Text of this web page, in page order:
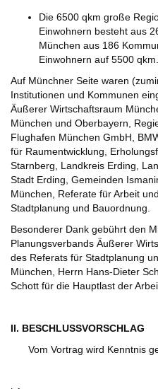
Die 6500 qkm große
Einwohnern besteht aus
München aus 186
Einwohnern auf 5500 qkm.
Auf Münchner Seite waren
Institutionen und Kommunen
Äußerer Wirtschaftsraum
München und Oberbayern,
Flughafen München GmbH,
für Raumentwicklung,
Starnberg, Landkreis Erding,
Stadt Erding, Gemeinden
München, Referate für Arbeit
Stadtplanung und Bauordnung.
Besonderer Dank gebührt den
Planungsverbands Äußerer
des Referats für Stadtplanung
München, Herrn Hans-Dieter
Schott für die Hauptlast der
II. BESCHLUSSVORSCHLAG
Vom Vortrag wird Kenntnis